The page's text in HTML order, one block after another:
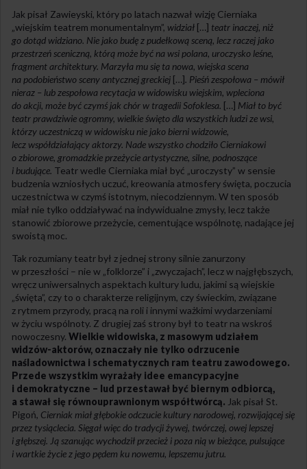
Jak pisał Zawieyski, który po latach nazwał wizję Cierniaka
„wiejskim teatrem monumentalnym”, widział […] teatr inaczej, niż
go dotąd widziano. Nie jako budę z pudełkową sceną, lecz raczej jako
przestrzeń sceniczną, którą może być na wsi polana, uroczysko leśne,
fragment architektury. Marzyła mu się ta nowa, wiejska scena
na podobieństwo sceny antycznej greckiej […]. Pieśń zespołowa – mówił
nieraz – lub zespołowa recytacja w widowisku wiejskim, wpleciona
do akcji, może być czymś jak chór w tragedii Sofoklesa. […] Miał to być
teatr prawdziwie ogromny, wielkie święto dla wszystkich ludzi ze wsi,
którzy uczestniczą w widowisku nie jako bierni widzowie,
lecz współdziałający aktorzy. Nade wszystko chodziło Cierniakowi
o zbiorowe, gromadzkie przeżycie artystyczne, silne, podnoszące
i budujące. Teatr wedle Cierniaka miał być „uroczysty” w sensie
budzenia wzniosłych uczuć, kreowania atmosfery święta, poczucia
uczestnictwa w czymś istotnym, niecodziennym. W ten sposób
miał nie tylko oddziaływać na indywidualne zmysły, lecz także
stanowić zbiorowe przeżycie, cementujące wspólnotę, nadające jej
swoistą moc.
Tak rozumiany teatr był z jednej strony silnie zanurzony
w przeszłości – nie w „folklorze” i „zwyczajach”, lecz w najgłębszych,
wręcz uniwersalnych aspektach kultury ludu, jakimi są wiejskie
„święta”, czy to o charakterze religijnym, czy świeckim, związane
z rytmem przyrody, pracą na roli i innymi ważkimi wydarzeniami
w życiu wspólnoty. Z drugiej zaś strony był to teatr na wskroś
nowoczesny. Wielkie widowiska, z masowym udziałem
widzów-aktorów, oznaczały nie tylko odrzucenie
naśladownictwa i schematycznych ram teatru zawodowego.
Przede wszystkim wyrażały idee emancypacyjne
i demokratyczne – lud przestawał być biernym odbiorcą,
a stawał się równouprawnionym współtwórcą. Jak pisał St.
Pigoń, Cierniak miał głębokie odczucie kultury narodowej, rozwijającej się
przez tysiąclecia. Sięgał więc do tradycji żywej, twórczej, owej lepszej
i głębszej. Ją szanując wychodził przecież i poza nią w bieżące, pulsujące
i wartkie życie z jego pędem ku nowemu, lepszemu jutru.